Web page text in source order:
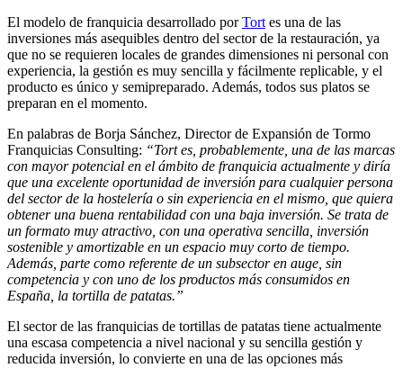
El modelo de franquicia desarrollado porTort es una de las
inversiones más asequibles dentro del sector de la restauración, ya
que no se requieren locales de grandes dimensiones ni personal con
experiencia, la gestión es muy sencilla y fácilmente replicable, y el
producto es único y semipreparado. Además, todos sus platos se
preparan en el momento.
En palabras de Borja Sánchez, Director de Expansión de Tormo
Franquicias Consulting: “Tort es, probablemente, una de las marcas
con mayor potencial en el ámbito de franquicia actualmente y diría
que una excelente oportunidad de inversión para cualquier persona
del sector de la hostelería o sin experiencia en el mismo, que quiera
obtener una buena rentabilidad con una baja inversión. Se trata de
un formato muy atractivo, con una operativa sencilla, inversión
sostenible y amortizable en un espacio muy corto de tiempo.
Además, parte como referente de un subsector en auge, sin
competencia y con uno de los productos más consumidos en
España, la tortilla de patatas.”
El sector de las franquicias de tortillas de patatas tiene actualmente
una escasa competencia a nivel nacional y su sencilla gestión y
reducida inversión, lo convierte en una de las opciones más